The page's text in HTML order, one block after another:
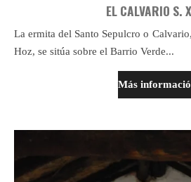
EL CALVARIO S.
La ermita del Santo Sepulcro o
Hoz, se sitúa sobre el Barrio Verde...
Más